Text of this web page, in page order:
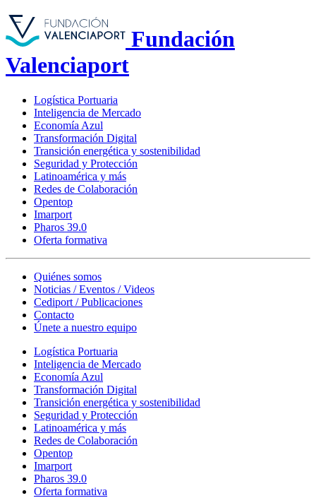
Fundación
Valenciaport
Logística Portuaria
Inteligencia de Mercado
Economía Azul
Transformación Digital
Transición energética y sostenibilidad
Seguridad y Protección
Latinoamérica y más
Redes de Colaboración
Opentop
Imarport
Pharos 39.0
Oferta formativa
Quiénes somos
Noticias / Eventos / Videos
Cediport / Publicaciones
Contacto
Únete a nuestro equipo
Logística Portuaria
Inteligencia de Mercado
Economía Azul
Transformación Digital
Transición energética y sostenibilidad
Seguridad y Protección
Latinoamérica y más
Redes de Colaboración
Opentop
Imarport
Pharos 39.0
Oferta formativa